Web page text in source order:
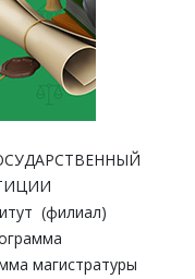
(филиал)
магистратуры